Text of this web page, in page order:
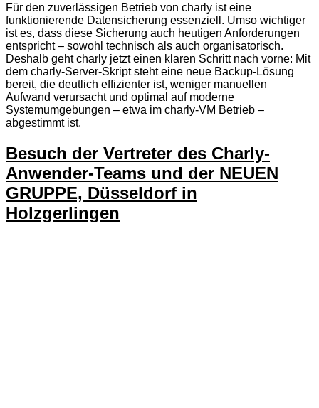
Für den zuverlässigen Betrieb von charly ist eine
funktionierende Datensicherung essenziell. Umso wichtiger
ist es, dass diese Sicherung auch heutigen Anforderungen
entspricht – sowohl technisch als auch organisatorisch.
Deshalb geht charly jetzt einen klaren Schritt nach vorne: Mit
dem charly-Server-Skript steht eine neue Backup-Lösung
bereit, die deutlich effizienter ist, weniger manuellen
Aufwand verursacht und optimal auf moderne
Systemumgebungen – etwa im charly-VM Betrieb –
abgestimmt ist.
Besuch der Vertreter des Charly-
Anwender-Teams und der NEUEN
GRUPPE, Düsseldorf in
Holzgerlingen